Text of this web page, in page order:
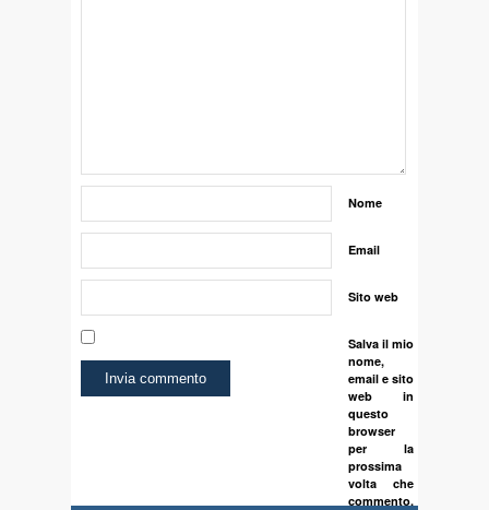
Nome
Email
Sito web
Salva il mio
nome,
email e sito
web in
questo
browser
per la
prossima
volta che
commento.